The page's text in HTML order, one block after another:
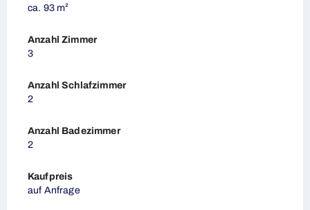
ca. 93 m²
Anzahl Zimmer
3
Anzahl Schlafzimmer
2
Anzahl Badezimmer
2
Kaufpreis
auf Anfrage